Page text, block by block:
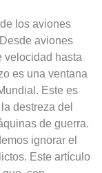
los aviones
aviones
velocidad hasta
es una ventana
Este es
destreza del
de guerra.
ignorar el
Este artículo